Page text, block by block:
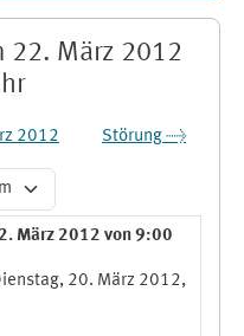
22. März 2012
2012 Störung →
März 2012 von 9:00
20. März 2012,